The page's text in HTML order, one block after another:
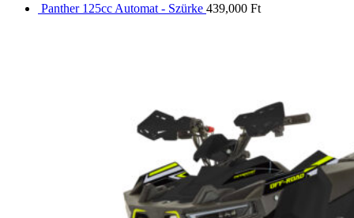
Panther 125cc Automat - Szürke 439,000 Ft